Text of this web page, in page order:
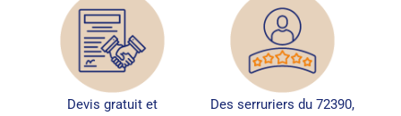
Devis gratuit et
Des serruriers du 72390,